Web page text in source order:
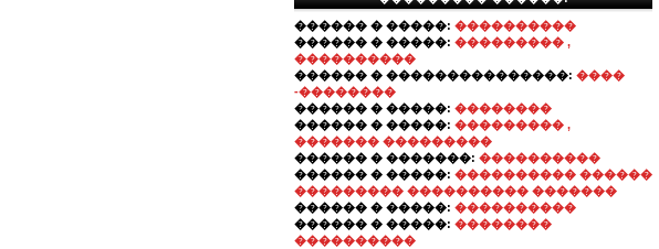
������ � �����: ����������
������ � �����: ��������� ,
����������
������ � ���������������: ����
-��������
������ � �����: ��������
������ � �����: ��������� ,
������� ���������
������ � �������: ����������
������ � �����: ���������� ������
��������� ���������� �������
������ � �����: ����������
������ � �����: ��������
����������